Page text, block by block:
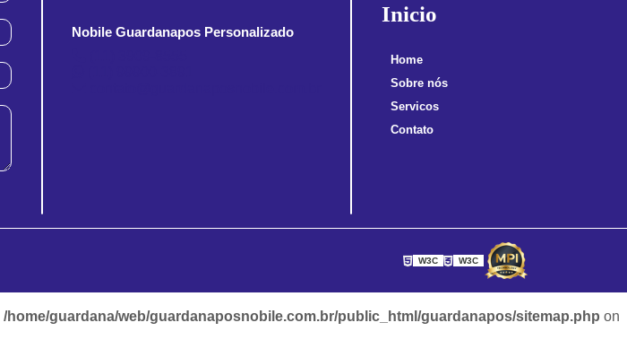
Nobile Guardanapos Personalizado
Inicio
Home
Sobre nós
Servicos
Contato
W3C W3C
/home/guardana/web/guardanaposnobile.com.br/public_html/guardanapos/sitemap.php on